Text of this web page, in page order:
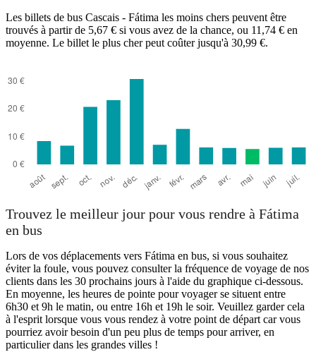
Les billets de bus Cascais - Fátima les moins chers peuvent être
trouvés à partir de 5,67 € si vous avez de la chance, ou 11,74 € en
moyenne. Le billet le plus cher peut coûter jusqu'à 30,99 €.
Trouvez le meilleur jour pour vous rendre à Fátima
en bus
Lors de vos déplacements vers Fátima en bus, si vous souhaitez
éviter la foule, vous pouvez consulter la fréquence de voyage de nos
clients dans les 30 prochains jours à l'aide du graphique ci-dessous.
En moyenne, les heures de pointe pour voyager se situent entre
6h30 et 9h le matin, ou entre 16h et 19h le soir. Veuillez garder cela
à l'esprit lorsque vous vous rendez à votre point de départ car vous
pourriez avoir besoin d'un peu plus de temps pour arriver, en
particulier dans les grandes villes !